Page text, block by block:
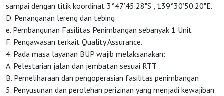
sampai dengan titik koordinat 3°47’45.28"S , 139°30’50.20"E.
D. Penanganan lereng dan tebing
e. Pembangunan Fasilitas Penimbangan sebanyak 1 Unit
F. Pengawasan terkait Quality Assurance.
4. Pada masa layanan BUP wajib melaksanakan:
A. Pelestarian jalan dan jembatan sesuai RTT
B. Pemeliharaan dan pengoperasian fasilitas penimbangan
5. Penyusunan dan perolehan perizinan yang menjadi kewajiban